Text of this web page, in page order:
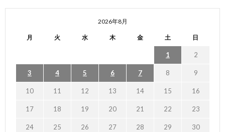
2026年8月
月 火 水 木 金 土 日
1 2
3 4 5 6 7 8 9
10 11 12 13 14 15 16
17 18 19 20 21 22 23
24 25 26 27 28 29 30